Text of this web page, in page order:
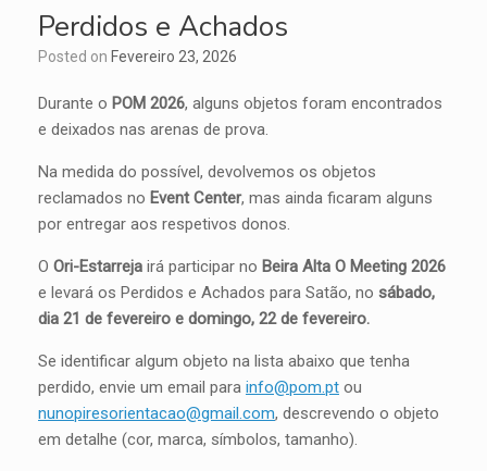
Perdidos e Achados
Posted on Fevereiro 23, 2026
Durante o POM 2026, alguns objetos foram encontrados
e deixados nas arenas de prova.
Na medida do possível, devolvemos os objetos
reclamados no Event Center, mas ainda ficaram alguns
por entregar aos respetivos donos.
O Ori-Estarreja irá participar no Beira Alta O Meeting 2026
e levará os Perdidos e Achados para Satão, no sábado,
dia 21 de fevereiro e domingo, 22 de fevereiro.
Se identificar algum objeto na lista abaixo que tenha
perdido, envie um email para info@pom.pt ou
nunopiresorientacao@gmail.com, descrevendo o objeto
em detalhe (cor, marca, símbolos, tamanho).